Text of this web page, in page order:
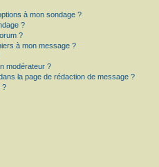
à mon sondage ?
?
?
à mon message ?
modérateur ?
la page de rédaction de message ?
?